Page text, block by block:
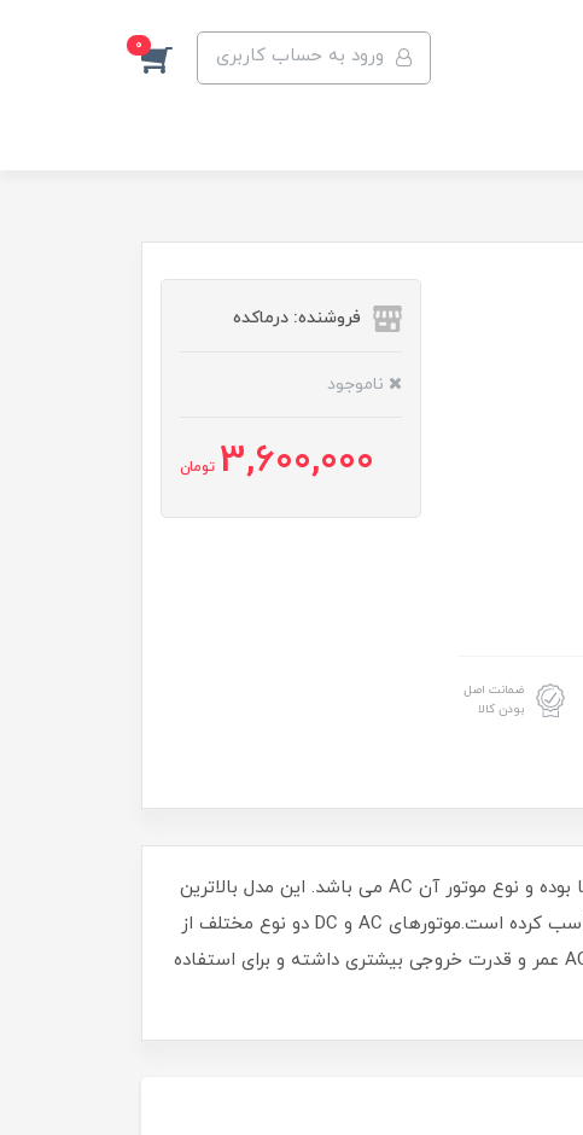
ورود به حساب کاربری 0
ضمانت اصل
بودن کالا
فروشنده: درماکده
ناموجود
3,600,000 تومان
سشوار حرفه ای 2500 وات مدل 7865:یک سشوار فوق حرفه ای و پر قدرتِ 2500 وات است که ساخت کشور ایتالیا بوده و نوع موتور آن AC می باشد. این مدل بالاترین
میزان تولید حرارت، در کلیه مدل های پرومکس را داشته و کاربرد آن را برای استفاده های حرفه ای و آرایشگاهی مناسب کرده است.موتورهای AC و DC دو نوع مختلف از
موتورهای سشوار هستند که تفاوت عمده آن ها در قدرت و فشار باد خروجی و طول عمر دستگاه است. موتورهای AC عمر و قدرت خروجی بیشتری داشته و برای استفاده